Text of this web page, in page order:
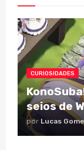
CURIOSIDADES
seios de
por Lucas